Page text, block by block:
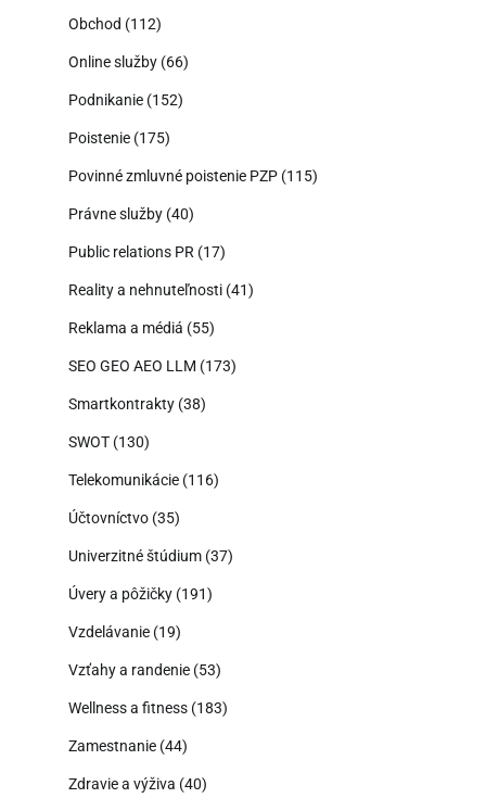
Obchod (112)
Online služby (66)
Podnikanie (152)
Poistenie (175)
Povinné zmluvné poistenie PZP (115)
Právne služby (40)
Public relations PR (17)
Reality a nehnuteľnosti (41)
Reklama a médiá (55)
SEO GEO AEO LLM (173)
Smartkontrakty (38)
SWOT (130)
Telekomunikácie (116)
Účtovníctvo (35)
Univerzitné štúdium (37)
Úvery a pôžičky (191)
Vzdelávanie (19)
Vzťahy a randenie (53)
Wellness a fitness (183)
Zamestnanie (44)
Zdravie a výživa (40)